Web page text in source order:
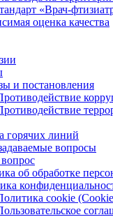
«Врач-
оценка качества
и постановления
горячих линий
вопросы
вопрос
об обработке
cookie